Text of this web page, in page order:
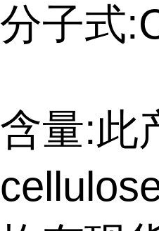
分子式
含量:此